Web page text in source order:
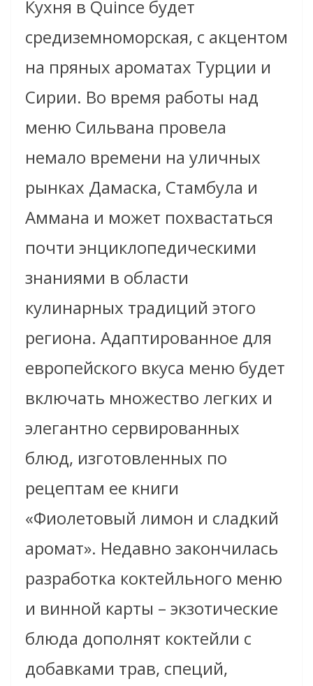
Кухня в Quince будет
средиземноморская, с акцентом
на пряных ароматах Турции и
Сирии. Во время работы над
меню Сильвана провела
немало времени на уличных
рынках Дамаска, Стамбула и
Аммана и может похвастаться
почти энциклопедическими
знаниями в области
кулинарных традиций этого
региона. Адаптированное для
европейского вкуса меню будет
включать множество легких и
элегантно сервированных
блюд, изготовленных по
рецептам ее книги
«Фиолетовый лимон и сладкий
аромат». Недавно закончилась
разработка коктейльного меню
и винной карты – экзотические
блюда дополнят коктейли с
добавками трав, специй,